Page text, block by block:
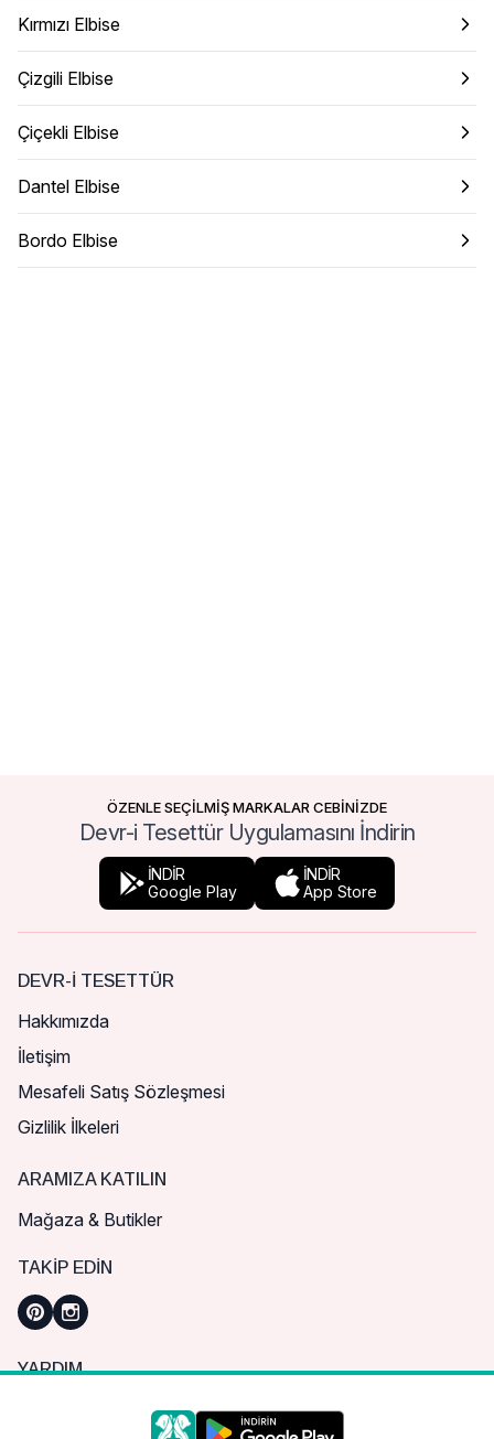
Kırmızı Elbise
Çizgili Elbise
Çiçekli Elbise
Dantel Elbise
Bordo Elbise
ÖZENLE SEÇİLMİŞ MARKALAR CEBİNİZDE
Devr-i Tesettür Uygulamasını İndirin
İNDİR
Google Play
İNDİR
App Store
DEVR-I TESETTÜR
Hakkımızda
İletişim
Mesafeli Satış Sözleşmesi
Gizlilik İlkeleri
ARAMIZA KATILIN
Mağaza & Butikler
TAKIP EDIN
YARDIM
Sık Sorulan Sorular